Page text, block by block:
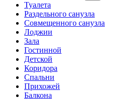
Туалета
Раздельного санузла
Совмещенного санузла
Лоджии
Зала
Гостинной
Детской
Коридора
Спальни
Прихожей
Балкона